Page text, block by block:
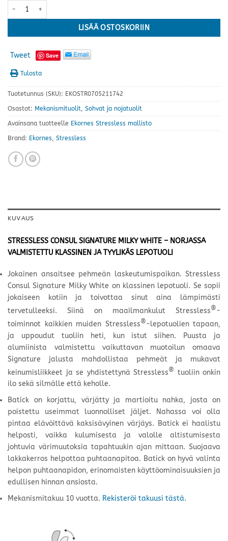
Stressless® Consul Signature tuoli+rahi, M-koko, Batick Milky White
LISÄÄ OSTOSKORIIN
Tweet Save
Tulosta
Tuotetunnus (SKU): EKOSTR0705211742
Osastot: Mekanismituolit, Sohvat ja nojatuolit
Avainsana tuotteelle Ekornes Stressless mallisto
Brand: Ekornes, Stressless
KUVAUS
STRESSLESS CONSUL SIGNATURE MILKY WHITE – NORJASSA
VALMISTETTU KLASSINEN JA TYYLIKÄS LEPOTUOLI
Jokainen ansaitsee pehmeän laskeutumispaikan. Stressless
Consul Signature Milky White on klassinen lepotuoli. Se sopii
jokaiseen kotiin ja toivottaa sinut aina lämpimästi
tervetulleeksi. Siinä on maailmankulut Stressless®-
toiminnot kaikkien muiden Stressless®-lepotuolien tapaan,
ja uppoudut tuoliin heti, kun istut siihen. Puusta ja
alumiinista valmistettu vaikuttavan muotoilun omaava
Signature jalusta mahdollistaa pehmeät ja mukavat
keinumisliikkeet ja se yhdistettynä Stressless® tuoliin onkin
ilo sekä silmälle että keholle.
Batick on korjattu, värjätty ja martioitu nahka, josta on
poistettu useimmat luonnolliset jäljet. Nahassa voi olla
pintaa elävöittävä kaksisävyinen värjäys. Batick ei haalistu
helposti, vaikka kulumisesta ja valolle altistumisesta
johtuvia värimuutoksia tapahtuukin ajan mittaan. Suojaava
lakkakerros helpottaa puhtaanapitoa. Batick on hyvä valinta
helpon puhtaanapidon, erinomaisten käyttöominaisuuksien ja
edullisen hinnan ansiosta.
Mekanismitakuu 10 vuotta. Rekisteröi takuusi tästä.